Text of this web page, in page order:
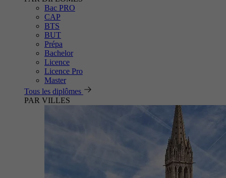
Bac PRO
CAP
BTS
BUT
Prépa
Bachelor
Licence
Licence Pro
Master
Tous les diplômes
PAR VILLES